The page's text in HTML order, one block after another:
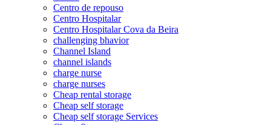
Centro de repouso
Centro Hospitalar
Centro Hospitalar Cova da Beira
challenging bhavior
Channel Island
channel islands
charge nurse
charge nurses
Cheap rental storage
Cheap self storage
Cheap self storage Services